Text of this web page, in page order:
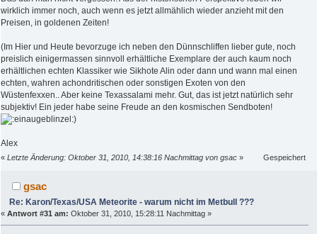
wirklich immer noch, auch wenn es jetzt allmählich wieder anzieht mit den
Preisen, in goldenen Zeiten!
(Im Hier und Heute bevorzuge ich neben den Dünnschliffen lieber gute, noch
preislich einigermassen sinnvoll erhältliche Exemplare der auch kaum noch
erhältlichen echten Klassiker wie Sikhote Alin oder dann und wann mal einen
echten, wahren achondritischen oder sonstigen Exoten von den
Wüstenfexxen.. Aber keine Texassalami mehr. Gut, das ist jetzt natürlich sehr
subjektiv! Ein jeder habe seine Freude an den kosmischen Sendboten!
)
Alex
« Letzte Änderung: Oktober 31, 2010, 14:38:16 Nachmittag von gsac » Gespeichert
gsac
Re: Karon/Texas/USA Meteorite - warum nicht im Metbull ???
« Antwort #31 am: Oktober 31, 2010, 15:28:11 Nachmittag »